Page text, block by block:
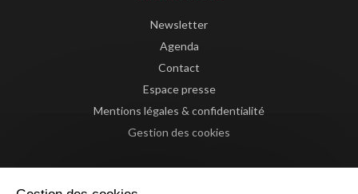
Newsletter
Agenda
Contact
Espace presse
Mentions légales & confidentialité
Gestion des cookies